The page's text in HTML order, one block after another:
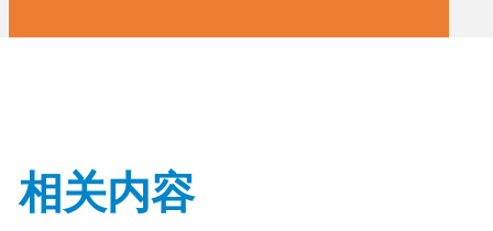
相关内容